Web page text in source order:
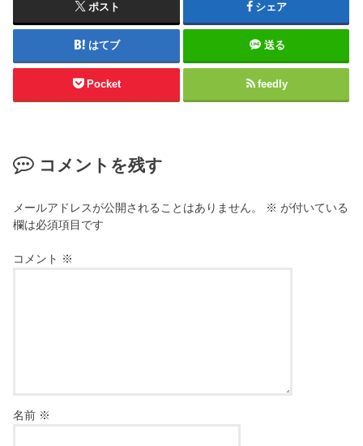
ポスト シェア
はてブ 送る
Pocket feedly
コメントを残す
メールアドレスが公開されることはありません。 ※ が付いている
欄は必須項目です
コメント ※
名前 ※